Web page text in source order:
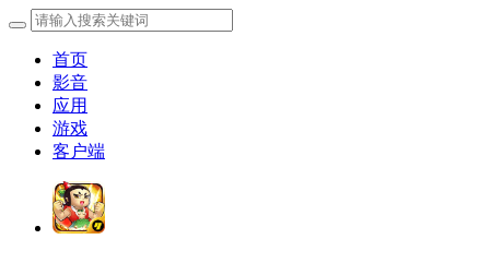
首页
影音
应用
游戏
客户端